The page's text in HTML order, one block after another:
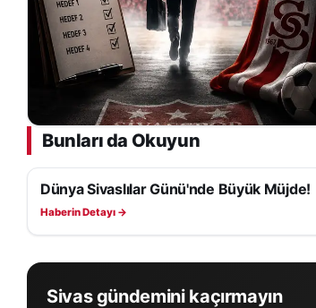
Bunları da Okuyun
SIVASSPOR HABERLERI
Dünya Sivaslılar Günü'nde Büyük Müjde!
Haberin Detayı →
Sivas gündemini kaçırmayın